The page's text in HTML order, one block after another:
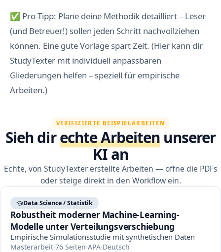
✅ Pro-Tipp: Plane deine Methodik detailliert – Leser
(und Betreuer!) sollen jeden Schritt nachvollziehen
können. Eine gute Vorlage spart Zeit. (Hier kann dir
StudyTexter mit individuell anpassbaren
Gliederungen helfen – speziell für empirische
Arbeiten.)
VERIFIZIERTE BEISPIELARBEITEN
Sieh direchte Arbeiten unserer
KI an
Echte, von StudyTexter erstellte Arbeiten — öffne die PDFs
oder steige direkt in den Workflow ein.
Data Science / Statistik
Robustheit moderner Machine-Learning-
Modelle unter Verteilungsverschiebung
Empirische Simulationsstudie mit synthetischen Daten
Masterarbeit·76 Seiten·APA·Deutsch